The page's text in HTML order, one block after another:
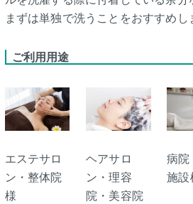
まずは単独で洗うことをおすすめし
ご利用用途
エステサロ
ン・整体院
様
ヘアサロ
ン・理容
院・美容院
病院
施設